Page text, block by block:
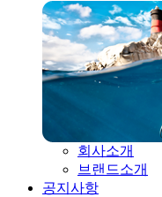
회사소개
브랜드소개
공지사항